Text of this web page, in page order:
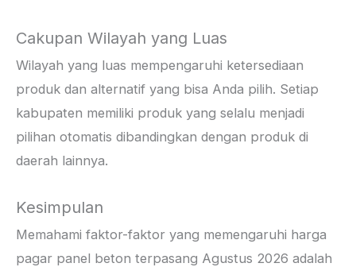
Cakupan Wilayah yang Luas
Wilayah yang luas mempengaruhi ketersediaan
produk dan alternatif yang bisa Anda pilih. Setiap
kabupaten memiliki produk yang selalu menjadi
pilihan otomatis dibandingkan dengan produk di
daerah lainnya.
Kesimpulan
Memahami faktor-faktor yang memengaruhi harga
pagar panel beton terpasang Agustus 2026 adalah